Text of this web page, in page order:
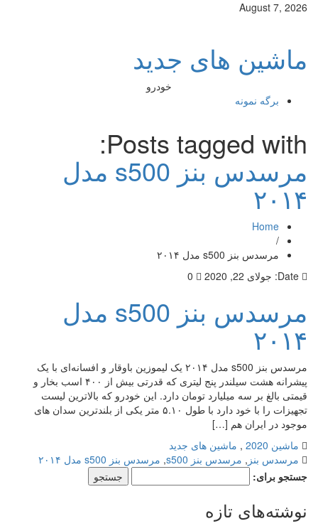
August 7, 2026
ماشین های جدید
خودرو
برگه نمونه
Posts tagged with:
مرسدس بنز s500 مدل
۲۰۱۴
Home
/
مرسدس بنز s500 مدل ۲۰۱۴
Date: جولای 22, 2020 0
مرسدس بنز s500 مدل
۲۰۱۴
مرسدس بنز s500 مدل ۲۰۱۴ یک لیموزین باوقار و افسانه‌ای با یک
پیشرانه هشت سیلندر پنج لیتری که قدرتی بیش از ۴۰۰ اسب بخار و
قیمتی بالغ بر سه میلیارد تومان دارد. این خودرو که بالاترین لیست
تجهیزات را با خود دارد با طول ۵.۱۰ متر یکی از بلندترین سدان های
موجود در ایران هم […]
ماشین 2020
,ماشین های جدید
مرسدس بنز ,مرسدس بنز s500 ,مرسدس بنز s500 مدل ۲۰۱۴
جستجو برای:
نوشته‌های تازه